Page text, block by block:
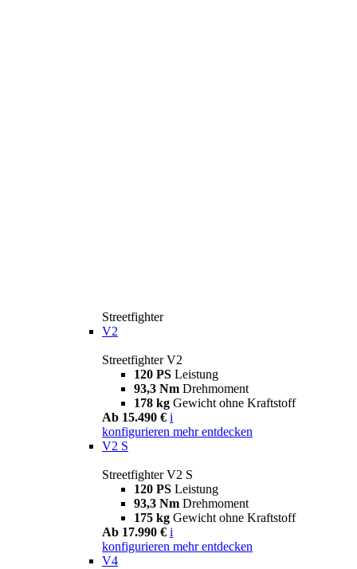
Streetfighter
V2
Streetfighter V2
120 PS Leistung
93,3 Nm Drehmoment
178 kg Gewicht ohne Kraftstoff
Ab 15.490 € i
konfigurieren mehr entdecken
V2 S
Streetfighter V2 S
120 PS Leistung
93,3 Nm Drehmoment
175 kg Gewicht ohne Kraftstoff
Ab 17.990 € i
konfigurieren mehr entdecken
V4